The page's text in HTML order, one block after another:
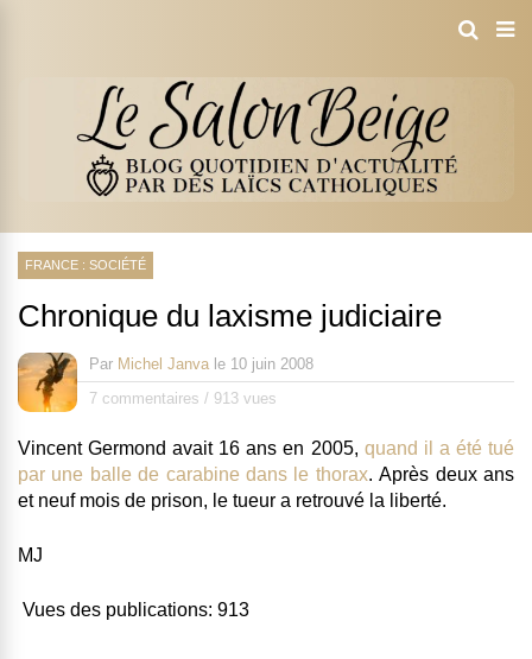
FRANCE : SOCIÉTÉ
Chronique du laxisme judiciaire
Par Michel Janva le 10 juin 2008
7 commentaires / 913 vues
Vincent Germond avait 16 ans en 2005, quand il a été tué
par une balle de carabine dans le thorax.Après deux ans
et neuf mois de prison, le tueur a retrouvé la liberté.
MJ
Vues des publications: 913